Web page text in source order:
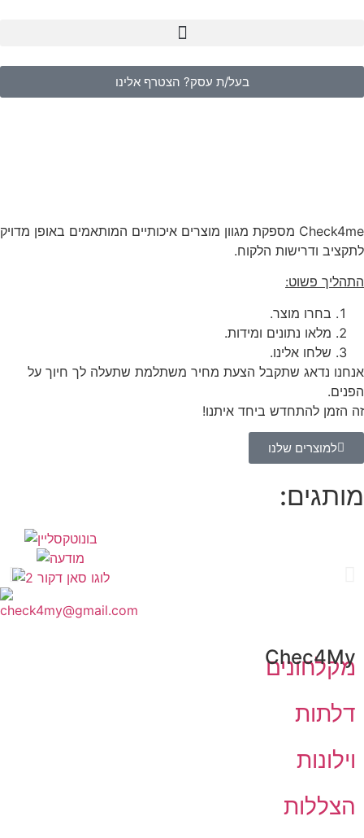
בעל/ת עסק? הצטרף אלינו
Check4me מספקת מגוון מוצרים איכותיים המותאמים באופן מדויק
לתקציב ודרישות הלקוח.
התהליך פשוט:
בחרו מוצר.
מלאו נתונים ומידות.
שלחו אלינו.
אנחנו נדאג שתקבל הצעת מחיר משתלמת שתעלה לך חיוך על
הפנים.
זה הזמן להתחדש ביחד איתנו!
למוצרים שלנו
מותגים:
מקלחונים
דלתות
וילונות
הצללות
Chec4My